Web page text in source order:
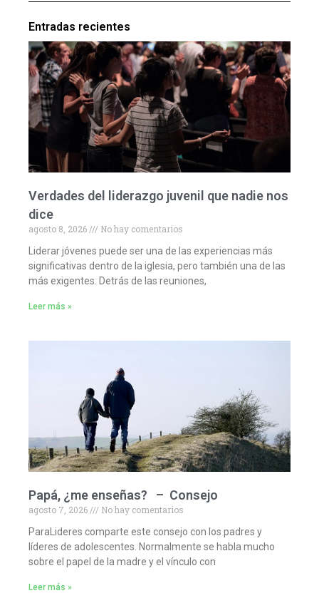
Entradas recientes
Verdades del liderazgo juvenil que nadie nos
dice
agosto 8, 2026
No hay comentarios
Liderar jóvenes puede ser una de las experiencias más
significativas dentro de la iglesia, pero también una de las
más exigentes. Detrás de las reuniones,
Leer más »
Papá, ¿me enseñas? – Consejo
agosto 7, 2026
No hay comentarios
ParaLideres comparte este consejo con los padres y
líderes de adolescentes. Normalmente se habla mucho
sobre el papel de la madre y el vínculo con
Leer más »